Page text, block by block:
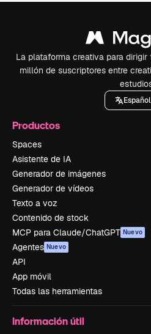
La plataforma creativa para
millón de suscriptores entre
Español
Productos
Spaces
Asistente de IA
Generador de imágenes
Generador de vídeos
Texto a voz
Contenido de stock
MCP para Claude/ChatGPT Nuevo
Agentes Nuevo
API
App móvil
Todas las herramientas
Información útil